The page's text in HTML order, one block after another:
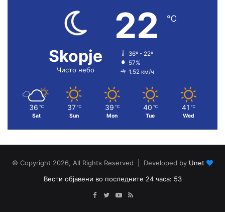
Skopje
Чисто небо
22 ℃
36º - 22º
57%
1.52 км/ч
36 ℃
Sat
37 ℃
Sun
39 ℃
Mon
40 ℃
Tue
41 ℃
Wed
© Copyright 2026, All Rights Reserved | Developed by Unet
Вести објавени во последните 24 часа: 53
Facebook
TwitterYouTube
RSS